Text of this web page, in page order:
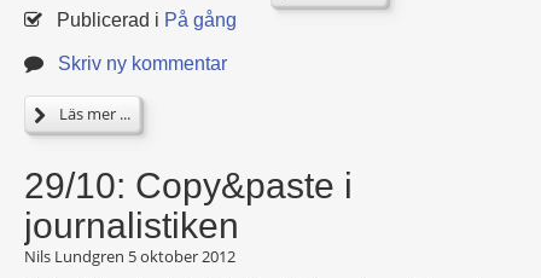
Publicerad i På gång
Skriv ny kommentar
Läs mer ...
29/10: Copy&paste i
journalistiken
Nils Lundgren 5 oktober 2012